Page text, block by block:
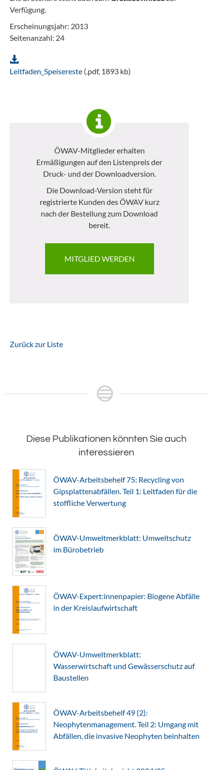
Verfügung.
Erscheinungsjahr: 2013
Seitenanzahl: 24
Leitfaden_Speisereste (.pdf, 1893 kb)
ÖWAV-Mitglieder erhalten
Ermäßigungen auf den Listenpreis der
Druck- und der Downloadversion.
Die Download-Version steht für
registrierte Kunden des ÖWAV kurz
nach der Bestellung zum Download
bereit.
MITGLIED WERDEN
Zurück zur Liste
Diese Publikationen könnten Sie auch
interessieren
ÖWAV-Arbeitsbehelf 75: Recycling von
Gipsplattenabfällen. Teil 1: Leitfaden für die
stoffliche Verwertung
ÖWAV-Umweltmerkblatt: Umweltschutz
im Bürobetrieb
ÖWAV-Expert:innenpapier: Biogene Abfälle
in der Kreislaufwirtschaft
ÖWAV-Umweltmerkblatt:
Wasserwirtschaft und Gewässerschutz auf
Baustellen
ÖWAV-Arbeitsbehelf 49 (2):
Neophytenmanagement. Teil 2: Umgang mit
Abfällen, die invasive Neophyten beinhalten